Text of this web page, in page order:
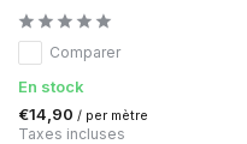
Comparer
En stock
€14,90 / per mètre
Taxes incluses